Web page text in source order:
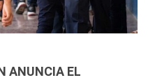
ANUNCIA EL